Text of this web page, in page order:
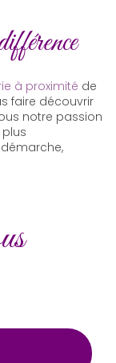
à proximité de
faire découvrir
notre passion